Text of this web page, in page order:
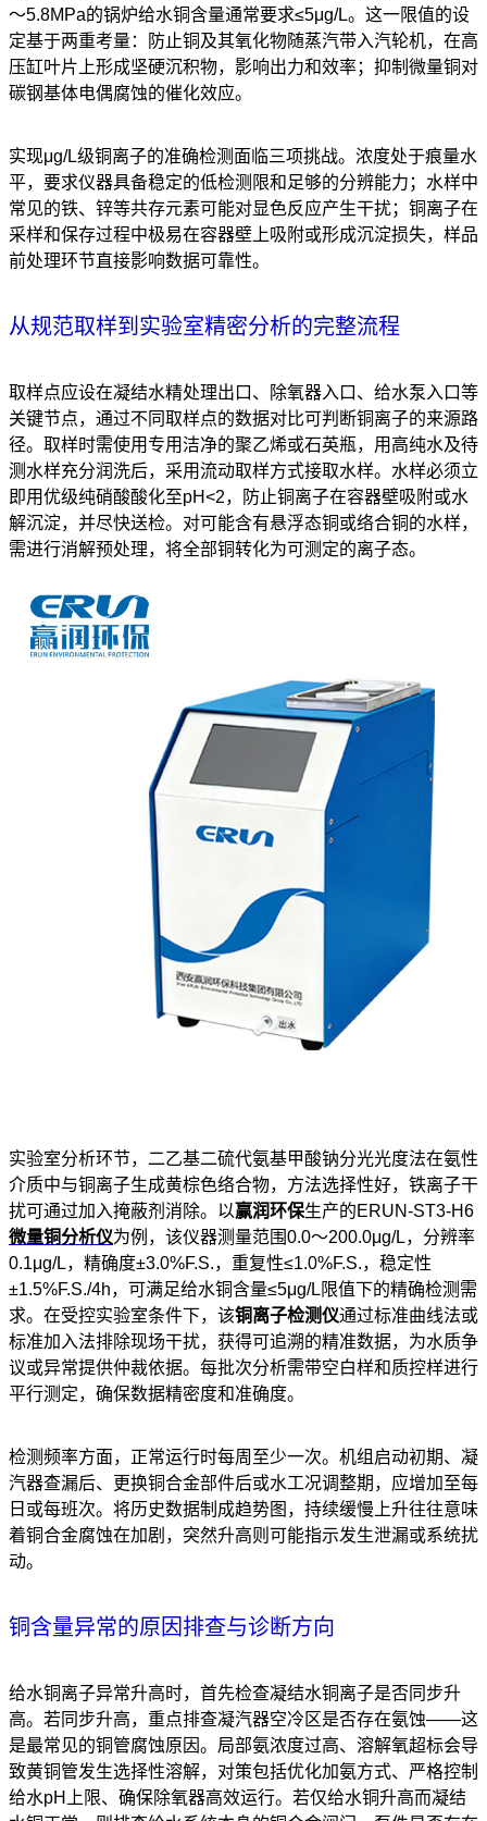
～5.8MPa的锅炉给水铜含量通常要求≤5μg/L。这一限值的设
定基于两重考量：防止铜及其氧化物随蒸汽带入汽轮机，在高
压缸叶片上形成坚硬沉积物，影响出力和效率；抑制微量铜对
碳钢基体电偶腐蚀的催化效应。
实现μg/L级铜离子的准确检测面临三项挑战。浓度处于痕量水
平，要求仪器具备稳定的低检测限和足够的分辨能力；水样中
常见的铁、锌等共存元素可能对显色反应产生干扰；铜离子在
采样和保存过程中极易在容器壁上吸附或形成沉淀损失，样品
前处理环节直接影响数据可靠性。
从规范取样到实验室精密分析的完整流程
取样点应设在凝结水精处理出口、除氧器入口、给水泵入口等
关键节点，通过不同取样点的数据对比可判断铜离子的来源路
径。取样时需使用专用洁净的聚乙烯或石英瓶，用高纯水及待
测水样充分润洗后，采用流动取样方式接取水样。水样必须立
即用优级纯硝酸酸化至pH<2，防止铜离子在容器壁吸附或水
解沉淀，并尽快送检。对可能含有悬浮态铜或络合铜的水样，
需进行消解预处理，将全部铜转化为可测定的离子态。
实验室分析环节，二乙基二硫代氨基甲酸钠分光光度法在氨性
介质中与铜离子生成黄棕色络合物，方法选择性好，铁离子干
扰可通过加入掩蔽剂消除。以赢润环保生产的ERUN-ST3-H6
微量铜分析仪为例，该仪器测量范围0.0～200.0μg/L，分辨率
0.1μg/L，精确度±3.0%F.S.，重复性≤1.0%F.S.，稳定性
±1.5%F.S./4h，可满足给水铜含量≤5μg/L限值下的精确检测需
求。在受控实验室条件下，该铜离子检测仪通过标准曲线法或
标准加入法排除现场干扰，获得可追溯的精准数据，为水质争
议或异常提供仲裁依据。每批次分析需带空白样和质控样进行
平行测定，确保数据精密度和准确度。
检测频率方面，正常运行时每周至少一次。机组启动初期、凝
汽器查漏后、更换铜合金部件后或水工况调整期，应增加至每
日或每班次。将历史数据制成趋势图，持续缓慢上升往往意味
着铜合金腐蚀在加剧，突然升高则可能指示发生泄漏或系统扰
动。
铜含量异常的原因排查与诊断方向
给水铜离子异常升高时，首先检查凝结水铜离子是否同步升
高。若同步升高，重点排查凝汽器空冷区是否存在氨蚀——这
是最常见的铜管腐蚀原因。局部氨浓度过高、溶解氧超标会导
致黄铜管发生选择性溶解，对策包括优化加氨方式、严格控制
给水pH上限、确保除氧器高效运行。若仅给水铜升高而凝结